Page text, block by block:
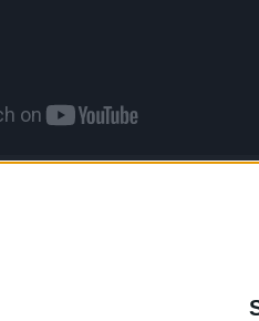
naszą pogadankę o
Rozdział 19,
– też nudnym i